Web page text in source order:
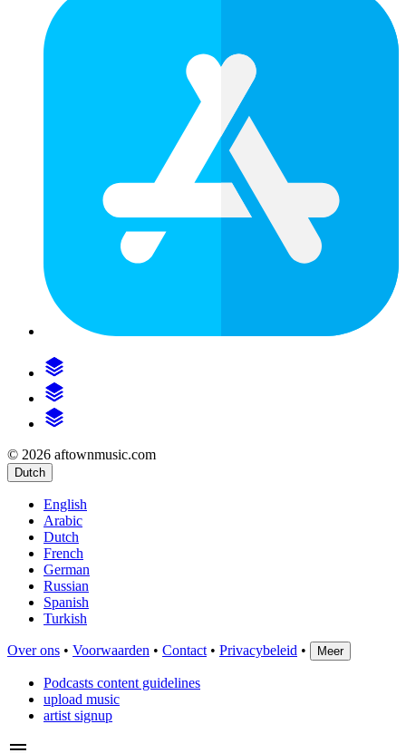
© 2026 aftownmusic.com
Dutch
English
Arabic
Dutch
French
German
Russian
Spanish
Turkish
Over ons • Voorwaarden • Contact • Privacybeleid • Meer
Podcasts content guidelines
upload music
artist signup